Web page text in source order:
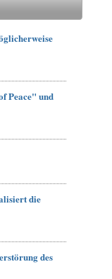
Peace" und
die
des